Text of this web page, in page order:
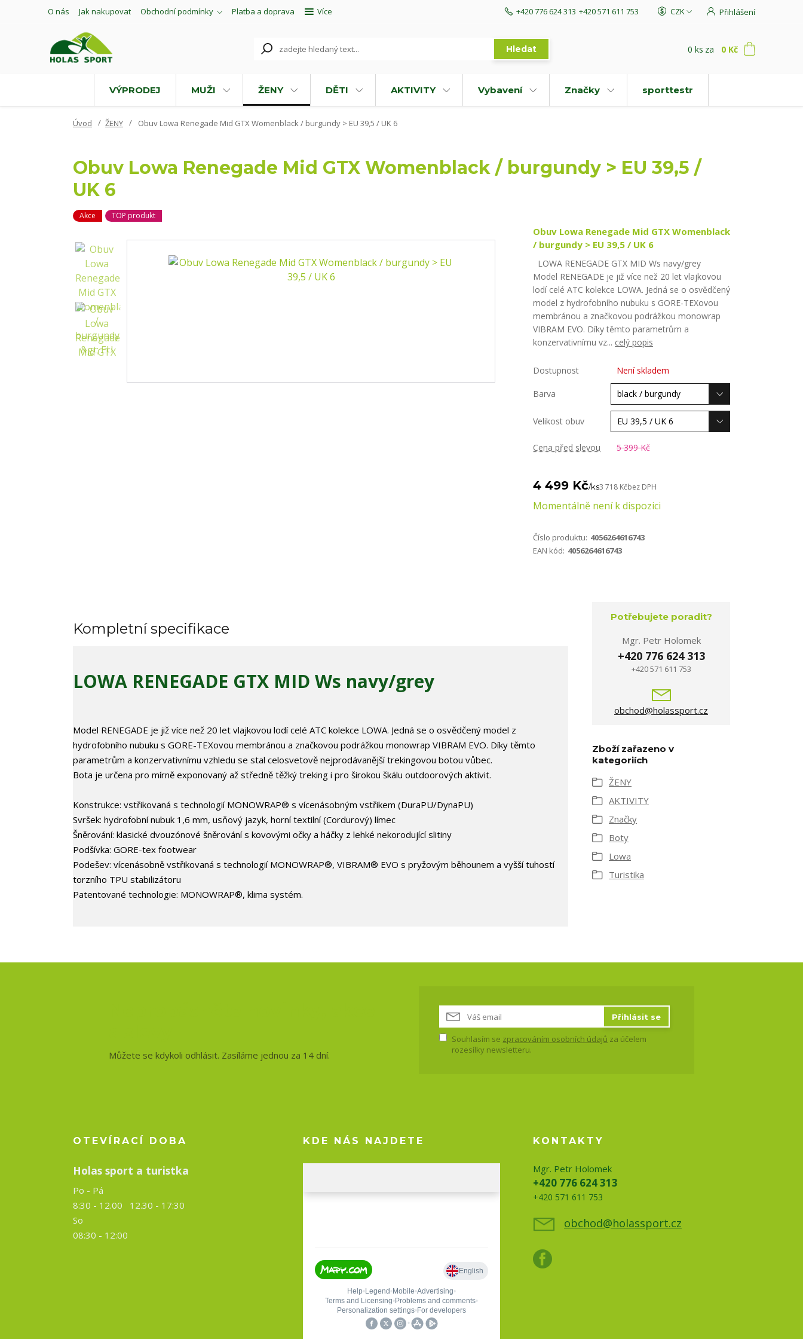
O nás Jak nakupovat Obchodní podmínky Platba a doprava Více CZK Přihlášení
Hledat
+420 776 624 313 +420 571 611 753
0 ks za 0 Kč
VÝPRODEJ MUŽI ŽENY DĚTI AKTIVITY Vybavení Značky sporttestr
Úvod ŽENY Obuv Lowa Renegade Mid GTX Womenblack / burgundy > EU 39,5 / UK 6
Obuv Lowa Renegade Mid GTX Womenblack / burgundy > EU 39,5 /
UK 6
Akce TOP produkt
Obuv Lowa Renegade Mid GTX Womenblack
/ burgundy > EU 39,5 / UK 6
LOWA RENEGADE GTX MID Ws navy/grey
Model RENEGADE je již více než 20 let vlajkovou
lodí celé ATC kolekce LOWA. Jedná se o osvědčený
model z hydrofobního nubuku s GORE-TEXovou
membránou a značkovou podrážkou monowrap
VIBRAM EVO. Díky těmto parametrům a
konzervativnímu vz... celý popis
Dostupnost Není skladem
Barva
Velikost obuv
Cena před slevou 5 399 Kč
4 499 Kč/ks3 718 Kčbez DPH
Momentálně není k dispozici
Číslo produktu: 4056264616743
EAN kód: 4056264616743
Kompletní specifikace
LOWA RENEGADE GTX MID Ws navy/grey
Model RENEGADE je již více než 20 let vlajkovou lodí celé ATC kolekce LOWA. Jedná se o osvědčený model z
hydrofobního nubuku s GORE-TEXovou membránou a značkovou podrážkou monowrap VIBRAM EVO. Díky těmto
parametrům a konzervativnímu vzhledu se stal celosvetově nejprodávanější trekingovou botou vůbec.
Bota je určena pro mírně exponovaný až středně těžký treking i pro širokou škálu outdoorových aktivit.
Konstrukce: vstřikovaná s technologií MONOWRAP® s vícenásobným vstřikem (DuraPU/DynaPU)
Svršek: hydrofobní nubuk 1,6 mm, usňový jazyk, horní textilní (Cordurový) límec
Šněrování: klasické dvouzónové šněrování s kovovými očky a háčky z lehké nekorodující slitiny
Podšívka: GORE-tex footwear
Podešev: vícenásobně vstřikovaná s technologií MONOWRAP®, VIBRAM® EVO s pryžovým běhounem a vyšší tuhostí
torzního TPU stabilizátoru
Patentované technologie: MONOWRAP®, klima systém.
Potřebujete poradit?
Mgr. Petr Holomek
+420 776 624 313
+420 571 611 753
obchod@holassport.cz
Zboží zařazeno v
kategoriích
ŽENY
AKTIVITY
Značky
Boty
Lowa
Turistika
Můžete se kdykoli odhlásit. Zasíláme jednou za 14 dní.
Přihlásit se
Souhlasím se zpracováním osobních údajů za účelem
rozesílky newsletteru.
OTEVÍRACÍ DOBA
Holas sport a turistka
Po - Pá
8:30 - 12.00 12.30 - 17:30
So
08:30 - 12:00
KDE NÁS NAJDETE KONTAKTY
Mgr. Petr Holomek
+420 776 624 313
+420 571 611 753
obchod@holassport.cz